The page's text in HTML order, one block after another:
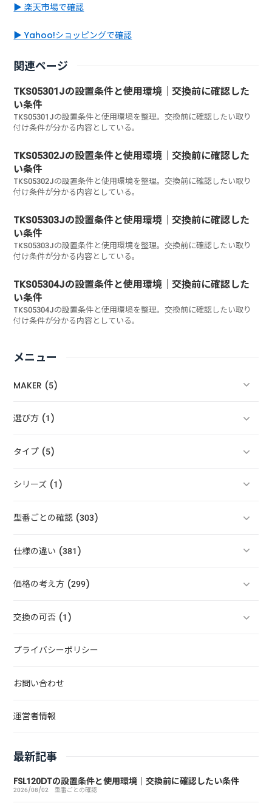
▶ 楽天市場で確認
▶ Yahoo!ショッピングで確認
関連ページ
TKS05301Jの設置条件と使用環境｜交換前に確認した
い条件
TKS05301Jの設置条件と使用環境を整理。交換前に確認したい取り
付け条件が分かる内容としている。
TKS05302Jの設置条件と使用環境｜交換前に確認した
い条件
TKS05302Jの設置条件と使用環境を整理。交換前に確認したい取り
付け条件が分かる内容としている。
TKS05303Jの設置条件と使用環境｜交換前に確認した
い条件
TKS05303Jの設置条件と使用環境を整理。交換前に確認したい取り
付け条件が分かる内容としている。
TKS05304Jの設置条件と使用環境｜交換前に確認した
い条件
TKS05304Jの設置条件と使用環境を整理。交換前に確認したい取り
付け条件が分かる内容としている。
メニュー
MAKER (5)
選び方 (1)
タイプ (5)
シリーズ (1)
型番ごとの確認 (303)
仕様の違い (381)
価格の考え方 (299)
交換の可否 (1)
プライバシーポリシー
お問い合わせ
運営者情報
最新記事
FSL120DTの設置条件と使用環境｜交換前に確認したい条件
2026/08/02 型番ごとの確認